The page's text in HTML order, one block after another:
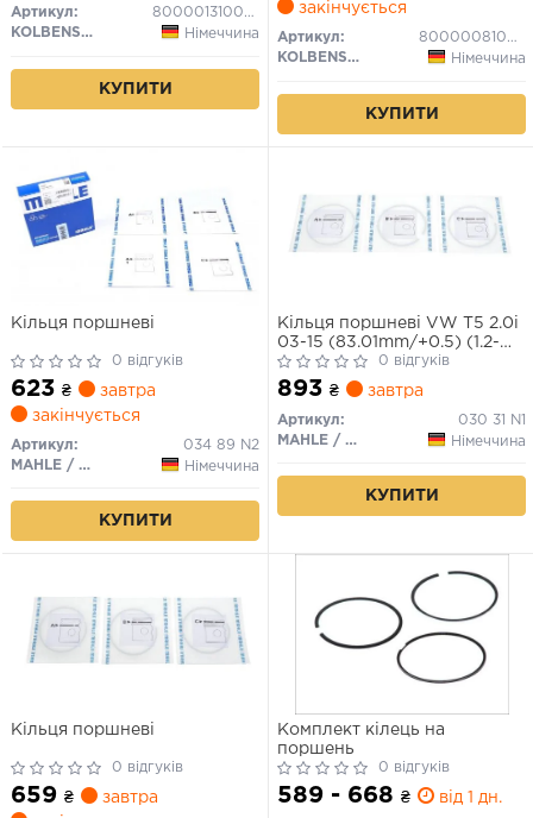
Артикул:
800001310000
KOLBENSCHMIDT
Німеччина
КУПИТИ
закінчується
Артикул:
800000810050
KOLBENSCHMIDT
Німеччина
КУПИТИ
Кільця поршневі
0 відгуків
623 ₴
завтра
закінчується
Артикул:
034 89 N2
MAHLE / KNECHT
Німеччина
КУПИТИ
Кільця поршневі VW T5 2.0i
03-15 (83.01mm/+0.5) (1.2-
1.5-2)
0 відгуків
893 ₴ завтра
Артикул:
030 31 N1
MAHLE / KNECHT
Німеччина
КУПИТИ
Кільця поршневі
0 відгуків
659 ₴
завтра
Комплект кілець на
поршень
0 відгуків
589 - 668 ₴ від 1 дн.